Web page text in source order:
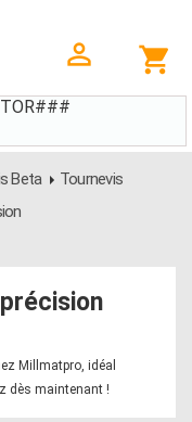
Beta
Tournevis
Millmatpro, idéal
dès maintenant !